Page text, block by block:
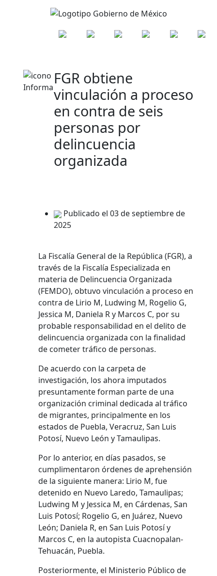
FGR obtiene
vinculación a proceso
en contra de seis
personas por
delincuencia
organizada
Publicado el 03 de septiembre de
2025
La Fiscalía General de la República (FGR), a
través de la Fiscalía Especializada en
materia de Delincuencia Organizada
(FEMDO), obtuvo vinculación a proceso en
contra de Lirio M, Ludwing M, Rogelio G,
Jessica M, Daniela R y Marcos C, por su
probable responsabilidad en el delito de
delincuencia organizada con la finalidad
de cometer tráfico de personas.
De acuerdo con la carpeta de
investigación, los ahora imputados
presuntamente forman parte de una
organización criminal dedicada al tráfico
de migrantes, principalmente en los
estados de Puebla, Veracruz, San Luis
Potosí, Nuevo León y Tamaulipas.
Por lo anterior, en días pasados, se
cumplimentaron órdenes de aprehensión
de la siguiente manera: Lirio M, fue
detenido en Nuevo Laredo, Tamaulipas;
Ludwing M y Jessica M, en Cárdenas, San
Luis Potosí; Rogelio G, en Juárez, Nuevo
León; Daniela R, en San Luis Potosí y
Marcos C, en la autopista Cuacnopalan-
Tehuacán, Puebla.
Posteriormente, el Ministerio Público de